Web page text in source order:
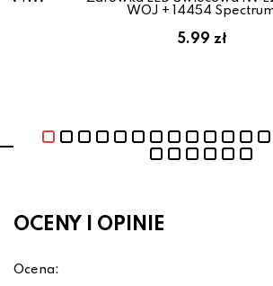
WOJ + 14454
5.99 zł
OCENY I OPINIE
Ocena: